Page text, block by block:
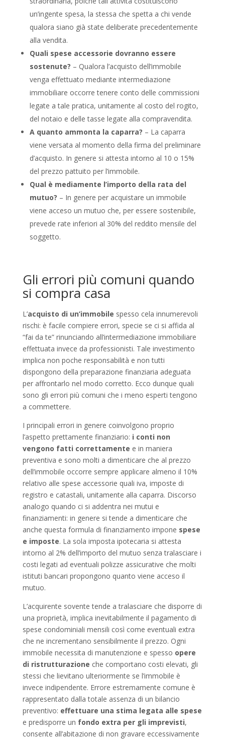
un’ingente spesa, la stessa che spetta a chi vende
qualora siano già state deliberate precedentemente
alla vendita.
Quali spese accessorie dovranno essere
sostenute? – Qualora l’acquisto dell’immobile
venga effettuato mediante intermediazione
immobiliare occorre tenere conto delle commissioni
legate a tale pratica, unitamente al costo del rogito,
del notaio e delle tasse legate alla compravendita.
A quanto ammonta la caparra? – La caparra
viene versata al momento della firma del preliminare
d’acquisto. In genere si attesta intorno al 10 o 15%
del prezzo pattuito per l’immobile.
Qual è mediamente l’importo della rata del
mutuo? – In genere per acquistare un immobile
viene acceso un mutuo che, per essere sostenibile,
prevede rate inferiori al 30% del reddito mensile del
soggetto.
Gli errori più comuni quando
si compra casa
L’acquisto di un’immobile spesso cela innumerevoli
rischi: è facile compiere errori, specie se ci si affida al
“fai da te” rinunciando all’intermediazione immobiliare
effettuata invece da professionisti. Tale investimento
implica non poche responsabilità e non tutti
dispongono della preparazione finanziaria adeguata
per affrontarlo nel modo corretto. Ecco dunque quali
sono gli errori più comuni che i meno esperti tengono
a commettere.
I principali errori in genere coinvolgono proprio
l’aspetto prettamente finanziario: i conti non
vengono fatti correttamente e in maniera
preventiva e sono molti a dimenticare che al prezzo
dell’immobile occorre sempre applicare almeno il 10%
relativo alle spese accessorie quali iva, imposte di
registro e catastali, unitamente alla caparra. Discorso
analogo quando ci si addentra nei mutui e
finanziamenti: in genere si tende a dimenticare che
anche questa formula di finanziamento impone spese
e imposte. La sola imposta ipotecaria si attesta
intorno al 2% dell’importo del mutuo senza tralasciare i
costi legati ad eventuali polizze assicurative che molti
istituti bancari propongono quanto viene acceso il
mutuo.
L’acquirente sovente tende a tralasciare che disporre di
una proprietà, implica inevitabilmente il pagamento di
spese condominiali mensili così come eventuali extra
che ne incrementano sensibilmente il prezzo. Ogni
immobile necessita di manutenzione e spesso opere
di ristrutturazione che comportano costi elevati, gli
stessi che lievitano ulteriormente se l’immobile è
invece indipendente. Errore estremamente comune è
rappresentato dalla totale assenza di un bilancio
preventivo: effettuare una stima legata alle spese
e predisporre un fondo extra per gli imprevisti,
consente all’abitazione di non gravare eccessivamente